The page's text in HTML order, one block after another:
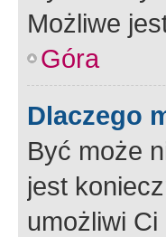
Możliwe
Góra
Dlaczego
Być może
jest
umożliwi